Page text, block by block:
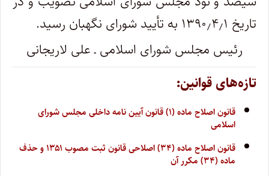
تاریخ ۱۳۹۰٫۴٫۱ به تأیید شورای نگهبان رسید.
رئیس مجلس شورای اسلامی ـ علی لاریجانی
تازه‌های قوانین:
قانون اصلاح ماده (۱) قانون آیین نامه داخلی مجلس شورای
اسلامی
قانون اصلاح ماده (۳۴) اصلاحی قانون ثبت مصوب ۱۳۵۱ و حذف
ماده (۳۴) مکرر آن